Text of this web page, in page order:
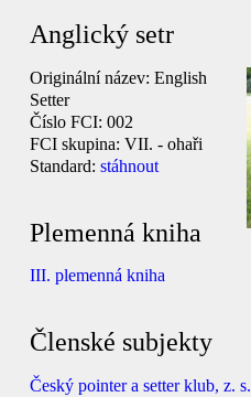
Anglický setr
Originální název: English
Setter
Číslo FCI: 002
FCI skupina: VII. - ohaři
Standard: stáhnout
Plemenná kniha
III. plemenná kniha
Členské subjekty
Český pointer a setter klub, z. s.